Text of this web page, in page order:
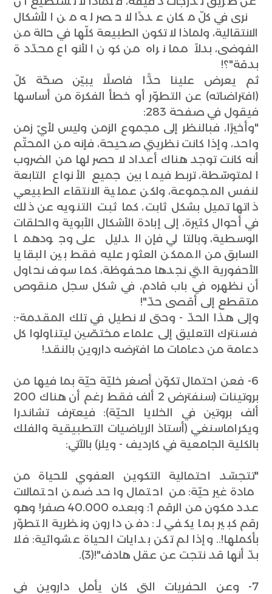
نرى في كلّ مكان عددًا لا حصر له من الأشكال
الانتقالية، ولماذا لا تكون الطبيعة كلّها في حالة من
الفوضى، بدلاً مما نراه من كون الأنواع محدّدة
بدقة"؟!
ثم يعرض علينا حدًّا فاصلًا يبيّن صحّة كلّ
(افتراضاته) عن التطوّر أو خطأ الفكرة من أساسها
فيقول في صفحة 283:
"وأخيرًا، فبالنظر إلى مجموع الزمن وليس لأيّ زمن
واحد، وإذا كانت نظريتي صحيحة، فإنه من المحتّم
أنه كانت توجد هناك أعداد لا حصر لها من الضروب
المتوسّطة، تربط فيما بين جميع الأنواع التابعة
لنفس المجموعة، ولكن عملية الانتقاء الطبيعي
ذاتها تميل بشكل ثابت، كما ثبت التنويه عن ذلك
في أحوال كثيرة، إلى إبادة الأشكال الأبوية والحلقات
الوسطية، وبالتالي فإن الدليل على وجودهما
السابق من الممكن العثور عليه فقط بين البقايا
الأحفورية التي نجدها محفوظة، كما سوف نحاول
أن نظهره في باب قادم، في شكل سجل منقوص
متقطع إلى أقصى حدّ"!
وإلى هذا الحدّ - وحتى لا نطيل في تلك المقدمة-:
فسنترك التعليق إلى علماء مختصّين ليتناولوا كل
دعامة من دعامات ما افترضه داروين بالنقد!
6- فعن احتمال تكوّن أصغر خليّة حيّة بما فيها من
بروتينات (سنفترض 2 ألف فقط رغم أن هناك 200
ألف بروتين في الخلايا الحيّة): فيعترف تشاندرا
ويكراماسنغي (أستاذ الرياضيات التطبيقية والفلك
بالكلية الجامعية في كارديف - ويلز) بالآتي:
"تتجسّد احتمالية التكوين العفوي للحياة من
مادة غير حيّة: من احتمال واحد ضمن احتمالات
عدد مكون من الرقم 1: وبعده 40.000 صفر! وهو
رقم كبير بما يكفي لـ: دفن دارون ونظرية التطوّر
بأكملها!.. وإذا لم تكن بدايات الحياة عشوائية: فلا
بدّ أنها قد نتجت عن عقل هادف"!(3).
7- وعن الحفريات التي كان يأمل داروين في